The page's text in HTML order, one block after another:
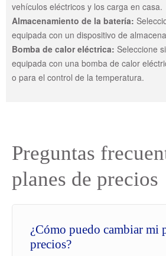
vehículos eléctricos y los carga en casa.
Almacenamiento de la batería:
equipada con un dispositivo de
Bomba de calor eléctrica: Seleccione
equipada con una bomba de calor
o para el control de la temperatura.
Preguntas
planes de precios
¿Cómo puedo cambiar mi
precios?